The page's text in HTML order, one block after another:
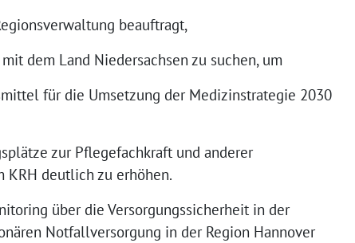
beauftragt,
dem Land Niedersachsen zu suchen, um
für die Umsetzung der Medizinstrategie 2030
zur Pflegefachkraft und anderer
KRH deutlich zu erhöhen.
über die Versorgungssicherheit in der
Notfallversorgung in der Region Hannover